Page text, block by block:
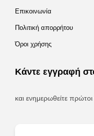
Επικοινωνία
Πολιτική απορρήτου
Όροι χρήσης
Κάντε εγγραφή
και ενημερωθείτε